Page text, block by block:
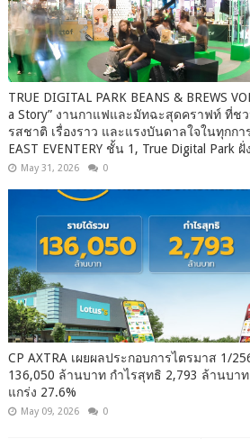
TRUE DIGITAL PARK BEANS & BREWS
a Story” งานกาแฟและมัทฉะสุดคราฟท์ ที่ช
รสชาติ เรื่องราว และแรงบันดาลใจในทุกก
EAST EVENTERY ชั้น 1, True Digital Park ฝั่
May 31, 2026 0
CP AXTRA เผยผลประกอบการไตรมาส 1/
136,050 ล้านบาท กำไรสุทธิ 2,793 ล้านบา
แกร่ง 27.6%
May 09, 2026 0